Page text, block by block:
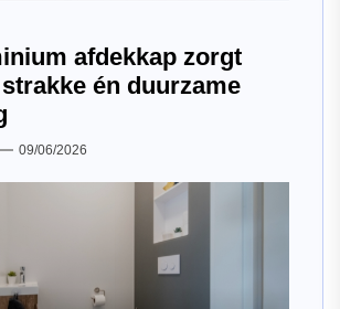
afdekkap zorgt
én duurzame
09/06/2026